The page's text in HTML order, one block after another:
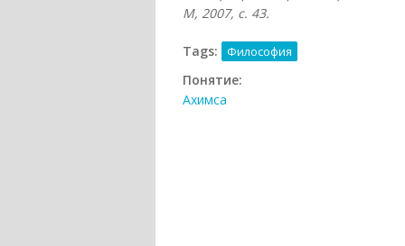
М, 2007, с. 43.
Tags: Философия
Понятие:
Ахимса